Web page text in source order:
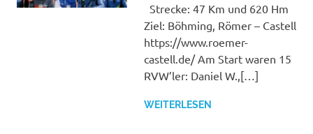
Strecke: 47 Km und 620 Hm
Ziel: Böhming, Römer – Castell
https://www.roemer-
castell.de/ Am Start waren 15
RVW’ler: Daniel W.,[…]
WEITERLESEN